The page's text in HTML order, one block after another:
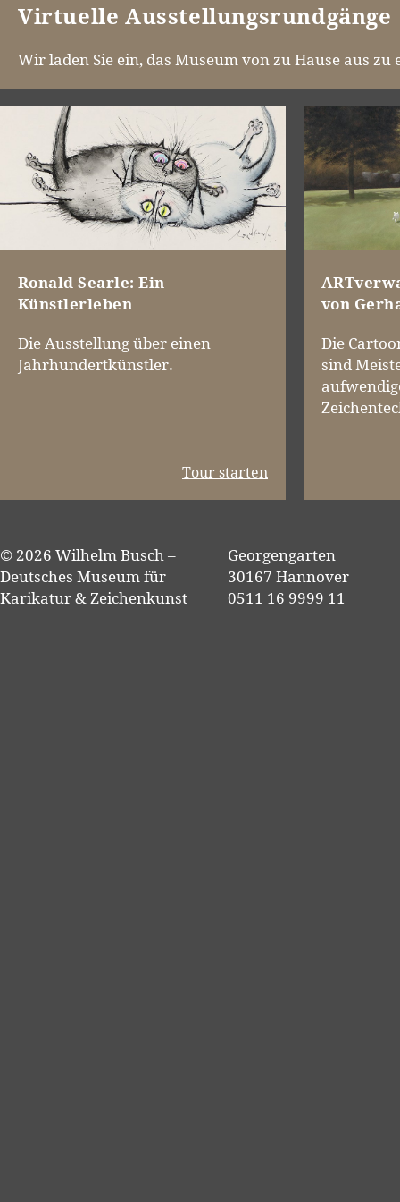
Virtuelle Ausstellungsrundgänge
Wir laden Sie ein, das Museum von zu Hause aus zu
Ronald Searle: Ein
Künstlerleben
Die Ausstellung über einen
Jahrhundertkünstler.
Tour starten
von
Die
sind
© 2026 Wilhelm Busch –
Deutsches Museum für
Karikatur & Zeichenkunst
Georgengarten
30167 Hannover
0511 16 9999 11